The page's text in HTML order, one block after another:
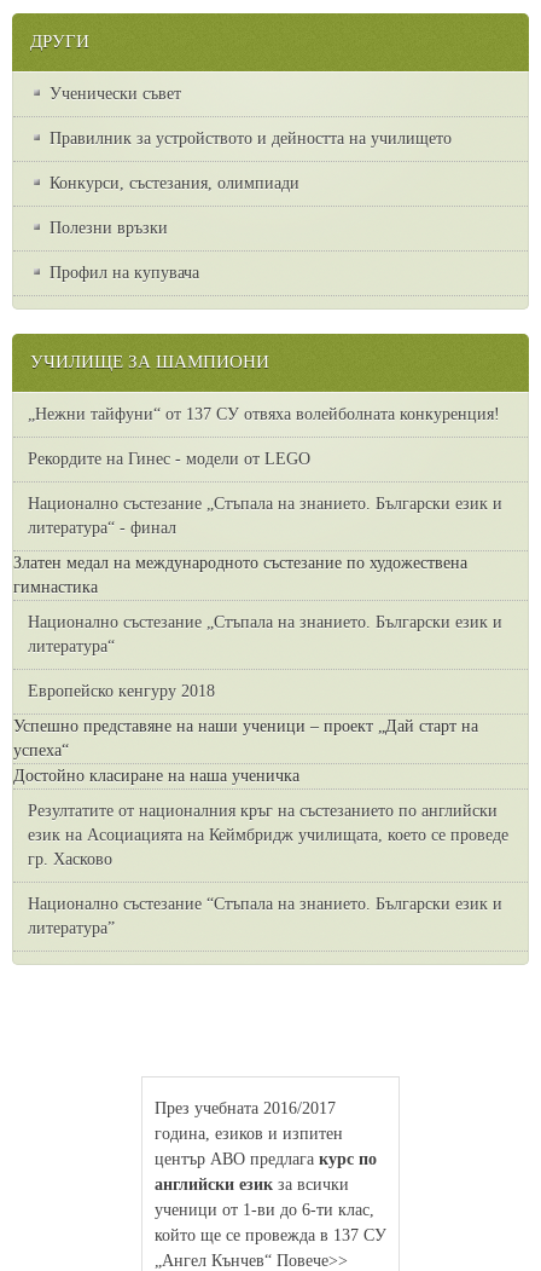
ДРУГИ
Ученически съвет
Правилник за устройството и дейността на училището
Конкурси, състезания, олимпиади
Полезни връзки
Профил на купувача
УЧИЛИЩЕ ЗА ШАМПИОНИ
„Нежни тайфуни“ от 137 СУ отвяха волейболната конкуренция!
Рекордите на Гинес - модели от LEGO
Национално състезание „Стъпала на знанието. Български език и
литература“ - финал
Златен медал на международното състезание по художествена
гимнастика
Национално състезание „Стъпала на знанието. Български език и
литература“
Европейско кенгуру 2018
Успешно представяне на наши ученици – проект „Дай старт на
успеха“
Достойно класиране на наша ученичка
Резултатите от националния кръг на състезанието по английски
език на Асоциацията на Кеймбридж училищата, което се проведе
гр. Хасково
Национално състезание “Стъпала на знанието. Български език и
литература”
През учебната 2016/2017
година, езиков и изпитен
център АВО предлага курс по
английски език за всички
ученици от 1-ви до 6-ти клас,
който ще се провежда в 137 СУ
„Ангел Кънчев“ Повече>>